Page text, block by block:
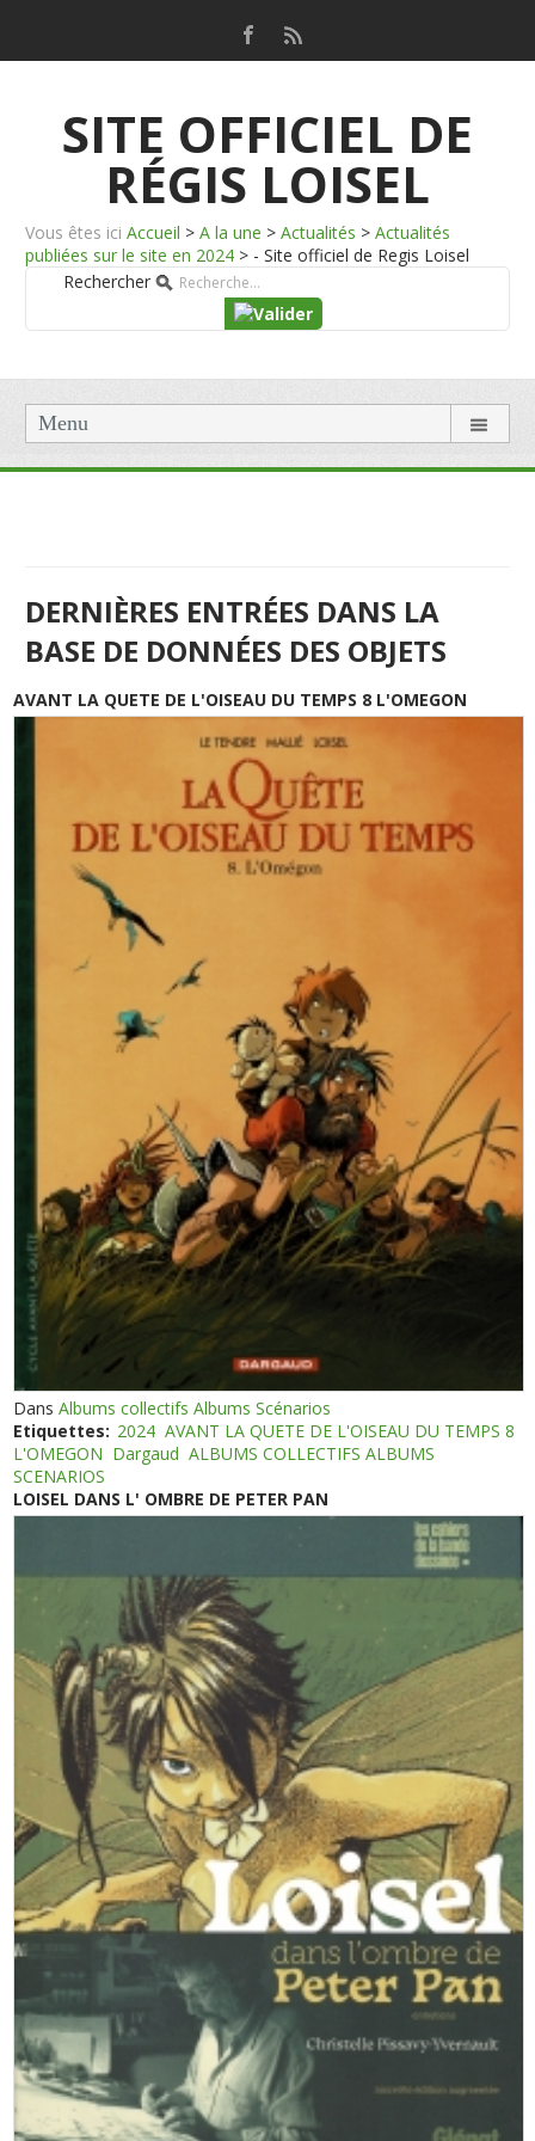
SITE OFFICIEL DE
RÉGIS LOISEL
Vous êtes ici Accueil > A la une > Actualités > Actualités
publiées sur le site en 2024 > - Site officiel de Regis Loisel
Rechercher
Menu
DERNIÈRES ENTRÉES DANS LA
BASE DE DONNÉES DES OBJETS
AVANT LA QUETE DE L'OISEAU DU TEMPS 8 L'OMEGON
DansAlbums collectifs Albums Scénarios
Etiquettes: 2024 AVANT LA QUETE DE L'OISEAU DU TEMPS 8
L'OMEGON Dargaud ALBUMS COLLECTIFS ALBUMS
SCENARIOS
LOISEL DANS L' OMBRE DE PETER PAN